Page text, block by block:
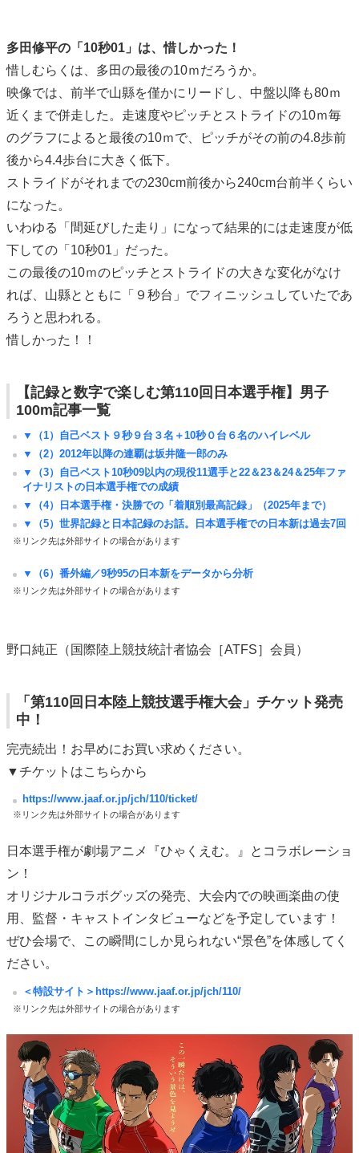
多田修平の「10秒01」は、惜しかった！
惜しむらくは、多田の最後の10ｍだろうか。
映像では、前半で山縣を僅かにリードし、中盤以降も80ｍ
近くまで併走した。走速度やピッチとストライドの10ｍ毎
のグラフによると最後の10ｍで、ピッチがその前の4.8歩前
後から4.4歩台に大きく低下。
ストライドがそれまでの230cm前後から240cm台前半くらい
になった。
いわゆる「間延びした走り」になって結果的には走速度が低
下しての「10秒01」だった。
この最後の10ｍのピッチとストライドの大きな変化がなけ
れば、山縣とともに「９秒台」でフィニッシュしていたであ
ろうと思われる。
惜しかった！！
【記録と数字で楽しむ第110回日本選手権】男子
100m記事一覧
▼（1）自己ベスト９秒９台３名＋10秒０台６名のハイレベル
▼（2）2012年以降の連覇は坂井隆一郎のみ
▼（3）自己ベスト10秒09以内の現役11選手と22＆23＆24＆25年ファ
イナリストの日本選手権での成績
▼（4）日本選手権・決勝での「着順別最高記録」（2025年まで）
▼（5）世界記録と日本記録のお話。日本選手権での日本新は過去7回
※リンク先は外部サイトの場合があります
▼（6）番外編／9秒95の日本新をデータから分析
※リンク先は外部サイトの場合があります
野口純正（国際陸上競技統計者協会［ATFS］会員）
「第110回日本陸上競技選手権大会」チケット発売
中！
完売続出！お早めにお買い求めください。
▼チケットはこちらから
https://www.jaaf.or.jp/jch/110/ticket/
※リンク先は外部サイトの場合があります
日本選手権が劇場アニメ『ひゃくえむ。』とコラボレーショ
ン！
オリジナルコラボグッズの発売、大会内での映画楽曲の使
用、監督・キャストインタビューなどを予定しています！
ぜひ会場で、この瞬間にしか見られない“景色”を体感してく
ださい。
＜特設サイト＞https://www.jaaf.or.jp/jch/110/
※リンク先は外部サイトの場合があります